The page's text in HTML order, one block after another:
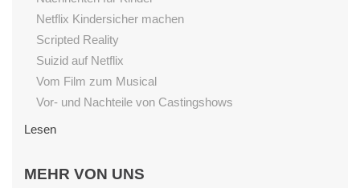
Netflix Kindersicher machen
Scripted Reality
Suizid auf Netflix
Vom Film zum Musical
Vor- und Nachteile von Castingshows
Lesen
Einfluss von Vorlesen
MEHR VON UNS